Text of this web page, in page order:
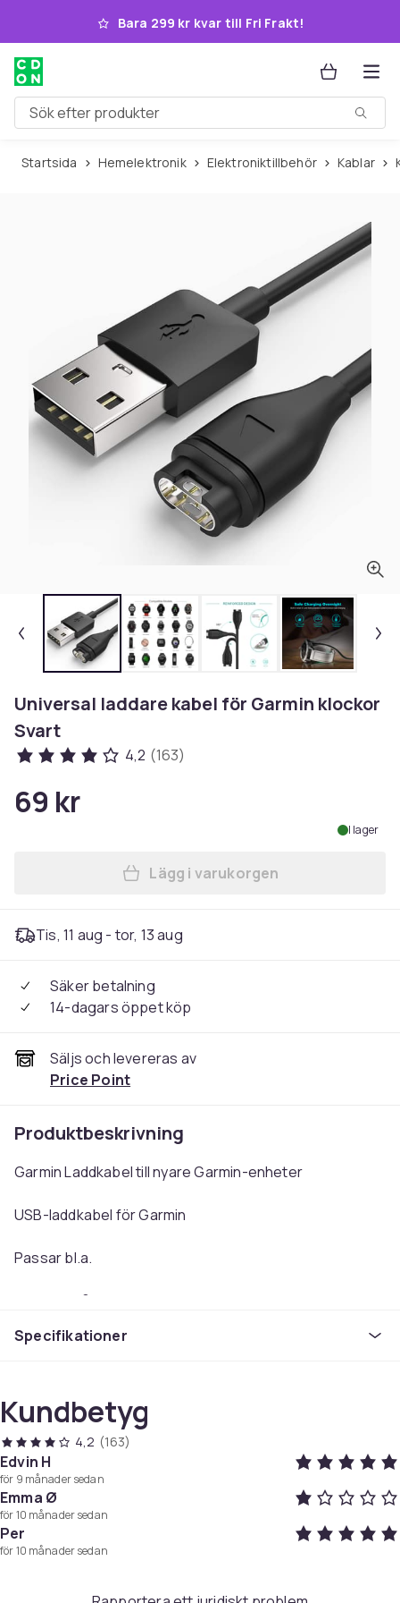
Hoppa till huvudinnehållet
Bara 299 kr kvar till Fri Frakt!
Sök efter produkter
Startsida Hemelektronik Elektroniktillbehör Kablar
Universal laddare kabel för Garmin klockor
Svart
4,2 (163)
69 kr
I lager
Lägg till Universal laddare
Lägg i varukorgen
Tis, 11 aug - tor, 13 aug
Säker betalning
14-dagars öppet köp
Säljs och levereras av
Price Point
Produktbeskrivning
Garmin Laddkabel till nyare Garmin-enheter
USB-laddkabel för Garmin
Passar bl.a.
Approach® S10
Approach® S40
Approach® X10
D2™ Charlie
D2™ Delta
Specifikationer
Kundbetyg
4,2 (163)
Edvin H
för 9 månader sedan
Emma Ø
för 10 månader sedan
Per
för 10 månader sedan